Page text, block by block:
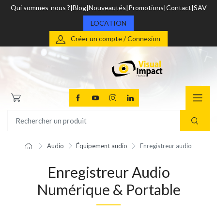
Qui sommes-nous ? Blog Nouveautés Promotions Contact SAV
LOCATION
Créer un compte / Connexion
Audio Équipement audio Enregistreur audio
Enregistreur Audio
Numérique & Portable